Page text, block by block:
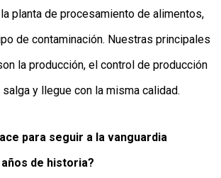
planta de procesamiento de alimentos,
de contaminación. Nuestras principales
la producción, el control de producción
y llegue con la misma calidad.
para seguir a la vanguardia
de historia?